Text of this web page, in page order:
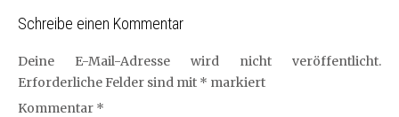
Schreibe einen Kommentar
Deine E-Mail-Adresse wird nicht veröffentlicht.
Erforderliche Felder sind mit * markiert
Kommentar *